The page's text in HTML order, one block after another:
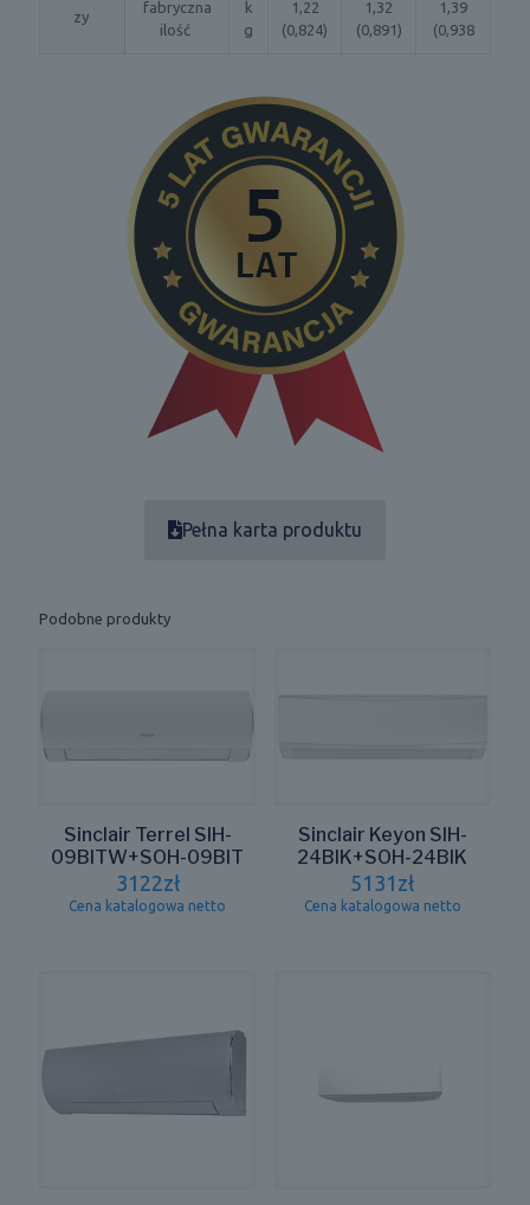
zy
fabryczna
ilość
k
g
1,22
(0,824)
1,32
(0,891)
1,39
(0,938
Pełna karta produktu
Podobne produkty
Sinclair Terrel SIH-
09BITW+SOH-09BIT
3122zł
Cena katalogowa netto
Sinclair Keyon SIH-
24BIK+SOH-24BIK
5131 zł
Cena katalogowa netto